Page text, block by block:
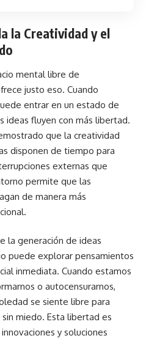
la Creatividad y el
mental libre de
justo eso. Cuando
entrar en un estado de
ideas fluyen con más libertad.
que la creatividad
disponen de tiempo para
externas que
permite que las
de manera más
la generación de ideas
puede explorar pensamientos
inmediata. Cuando estamos
o autocensurarnos,
se siente libre para
miedo. Esta libertad es
y soluciones